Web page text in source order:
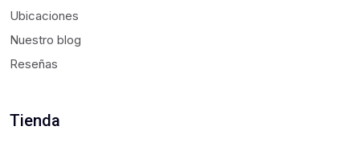
Ubicaciones
Nuestro blog
Reseñas
Tienda